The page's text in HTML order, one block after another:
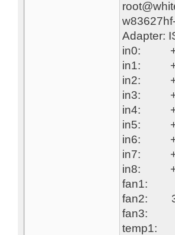
Adapter:
in0:
in1:
in2:
in3:
in4:
in5:
in6:
in7:
in8:
fan1: 0
fan2:
fan3: 0
temp1: